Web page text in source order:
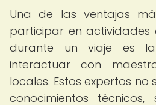
Una de las ventajas
participar en actividades
durante un viaje es
interactuar con
locales. Estos expertos
conocimientos